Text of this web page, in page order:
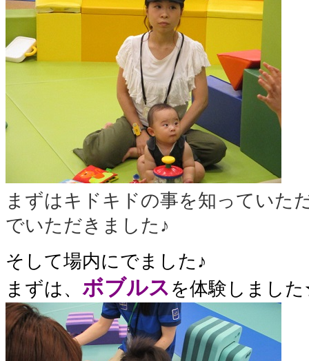
まずはキドキドの事を知っていた
でいただきました♪
そして場内にでました♪
まずは、 ボブルス を体験しまし